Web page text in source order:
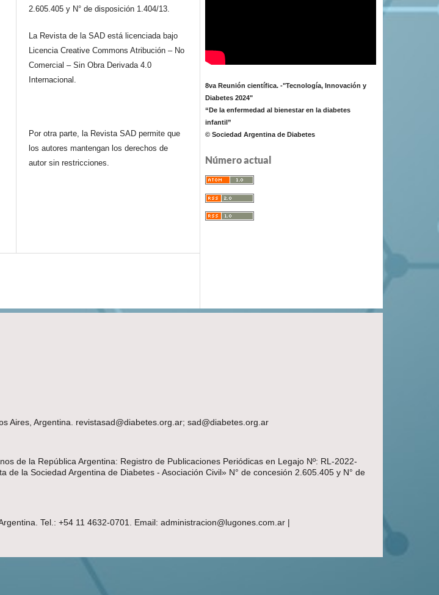
2.605.405 y N° de disposición 1.404/13.
La Revista de la SAD está licenciada bajo
Licencia Creative Commons Atribución – No
Comercial – Sin Obra Derivada 4.0
Internacional.
Por otra parte, la Revista SAD permite que
los autores mantengan los derechos de
autor sin restricciones.
8va Reunión científica. -"Tecnología, Innovación y
Diabetes 2024"
“De la enfermedad al bienestar en la diabetes
infantil”
© Sociedad Argentina de Diabetes
Número actual
Aires, Argentina. revistasad@diabetes.org.ar; sad@diabetes.org.ar
de la República Argentina: Registro de Publicaciones Periódicas en Legajo Nº: RL-2022-
la Sociedad Argentina de Diabetes - Asociación Civil» N° de concesión 2.605.405 y N° de
Tel.: +54 11 4632-0701. Email: administracion@lugones.com.ar |